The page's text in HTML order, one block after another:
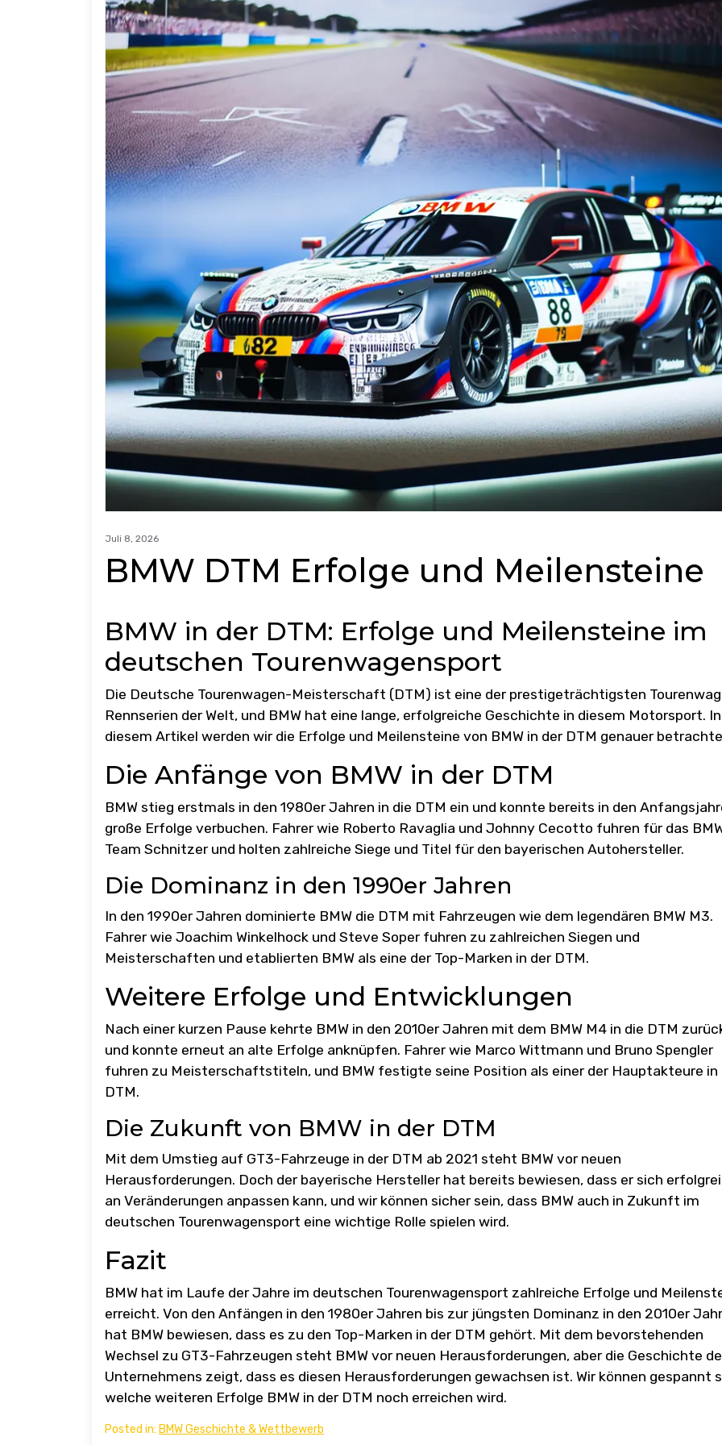
Juli 8, 2026
BMW DTM Erfolge und Meilensteine
BMW in der DTM: Erfolge und Meilensteine im
deutschen Tourenwagensport
Die Deutsche Tourenwagen-Meisterschaft (DTM) ist eine der prestigeträchtigsten
Rennserien der Welt, und BMW hat eine lange, erfolgreiche Geschichte in diesem Motorsport. In
diesem Artikel werden wir die Erfolge und Meilensteine von BMW in der DTM genauer
Die Anfänge von BMW in der DTM
BMW stieg erstmals in den 1980er Jahren in die DTM ein und konnte bereits in den
große Erfolge verbuchen. Fahrer wie Roberto Ravaglia und Johnny Cecotto fuhren für das
Team Schnitzer und holten zahlreiche Siege und Titel für den bayerischen Autohersteller.
Die Dominanz in den 1990er Jahren
In den 1990er Jahren dominierte BMW die DTM mit Fahrzeugen wie dem legendären BMW M3.
Fahrer wie Joachim Winkelhock und Steve Soper fuhren zu zahlreichen Siegen und
Meisterschaften und etablierten BMW als eine der Top-Marken in der DTM.
Weitere Erfolge und Entwicklungen
Nach einer kurzen Pause kehrte BMW in den 2010er Jahren mit dem BMW M4 in die DTM
und konnte erneut an alte Erfolge anknüpfen. Fahrer wie Marco Wittmann und Bruno Spengler
fuhren zu Meisterschaftstiteln, und BMW festigte seine Position als einer der Hauptakteure in
DTM.
Die Zukunft von BMW in der DTM
Mit dem Umstieg auf GT3-Fahrzeuge in der DTM ab 2021 steht BMW vor neuen
Herausforderungen. Doch der bayerische Hersteller hat bereits bewiesen, dass er sich
an Veränderungen anpassen kann, und wir können sicher sein, dass BMW auch in Zukunft im
deutschen Tourenwagensport eine wichtige Rolle spielen wird.
Fazit
BMW hat im Laufe der Jahre im deutschen Tourenwagensport zahlreiche Erfolge und
erreicht. Von den Anfängen in den 1980er Jahren bis zur jüngsten Dominanz in den 2010er
hat BMW bewiesen, dass es zu den Top-Marken in der DTM gehört. Mit dem bevorstehenden
Wechsel zu GT3-Fahrzeugen steht BMW vor neuen Herausforderungen, aber die Geschichte
Unternehmens zeigt, dass es diesen Herausforderungen gewachsen ist. Wir können gespannt
welche weiteren Erfolge BMW in der DTM noch erreichen wird.
Posted in: BMW Geschichte & Wettbewerb